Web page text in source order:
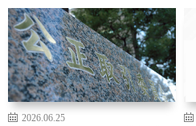
2026.06.25